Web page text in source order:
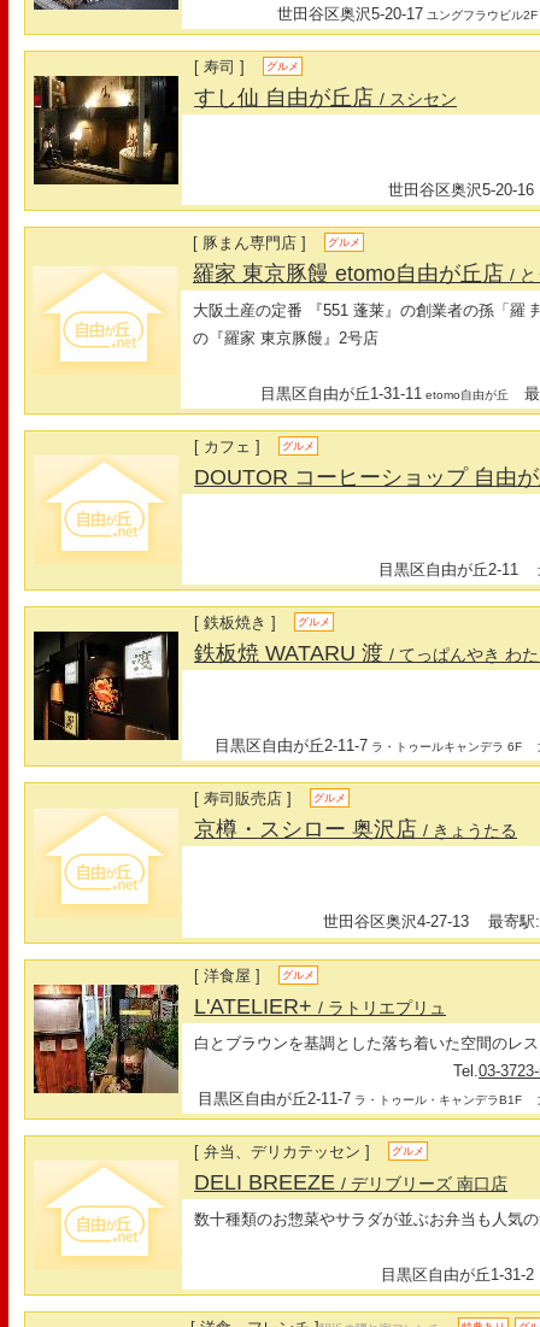
世田谷区奥沢5-20-17 ユングフラウビル2F
[ 寿司 ] グルメ
すし仙 自由が丘店/ スシセン
世田谷区奥沢5-20-16
[ 豚まん専門店 ] グルメ
羅家 東京豚饅 etomo自由が丘店/ と
大阪土産の定番 『551 蓬莱』の創業者の孫「羅
の『羅家 東京豚饅』2号店
目黒区自由が丘1-31-11 etomo自由が丘 最
[ カフェ ] グルメ
DOUTOR コーヒーショップ 自由
目黒区自由が丘2-11
[ 鉄板焼き ] グルメ
鉄板焼 WATARU 渡/ てっぱんやき わ
目黒区自由が丘2-11-7 ラ・トゥールキャンデラ 6F
[ 寿司販売店 ] グルメ
京樽・スシロー 奥沢店/ きょうたる
世田谷区奥沢4-27-13 最寄駅:
[ 洋食屋 ] グルメ
L'ATELIER+/ ラトリエプリュ
白とブラウンを基調とした落ち着いた空間のレ
Tel.03-
目黒区自由が丘2-11-7 ラ・トゥール・キャンデラB1F
[ 弁当、デリカテッセン ] グルメ
DELI BREEZE/ デリブリーズ 南口店
数十種類のお惣菜やサラダが並ぶお弁当も人気
目黒区自由が丘1-31-2